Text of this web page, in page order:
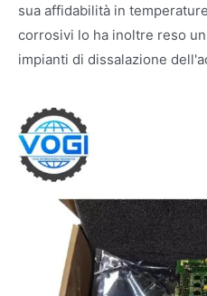
sua affidabilità in
corrosivi lo ha inoltre reso
impianti di dissalazione